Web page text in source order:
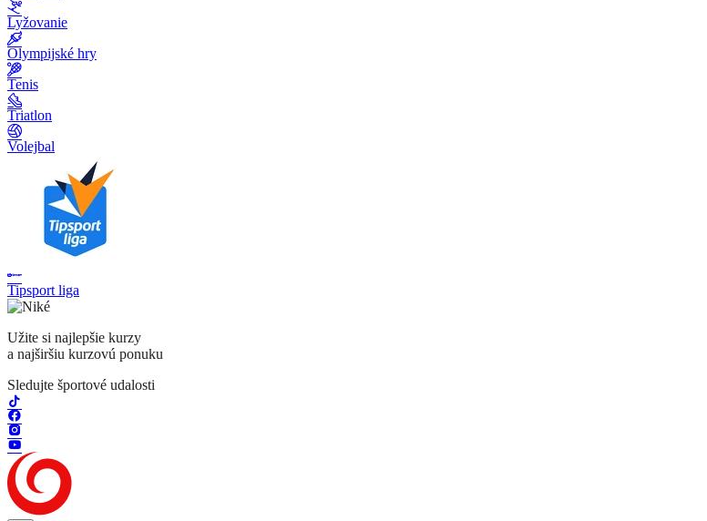
Lyžovanie
Olympijské hry
Tenis
Triatlon
Volejbal
Tipsport liga
Užite si najlepšie kurzy
a najširšiu kurzovú ponuku
Sledujte športové udalosti